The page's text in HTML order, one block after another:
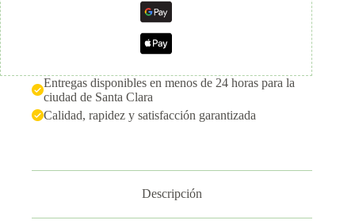
Entregas disponibles en menos de 24 horas para la
ciudad de Santa Clara
Calidad, rapidez y satisfacción garantizada
Descripción